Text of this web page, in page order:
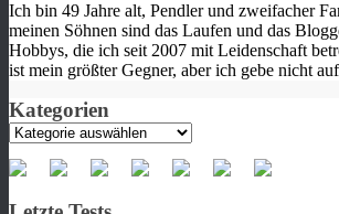
Ich bin 49 Jahre alt, Pendler und zweifacher
meinen Söhnen sind das Laufen und das
Hobbys, die ich seit 2007 mit Leidenschaft
ist mein größter Gegner, aber ich gebe nicht
Kategorien
Kategorien